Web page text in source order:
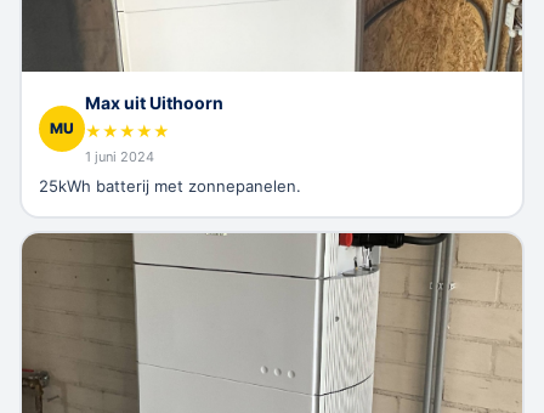
MU
Max uit Uithoorn
★★★★★
1 juni 2024
25kWh batterij met zonnepanelen.